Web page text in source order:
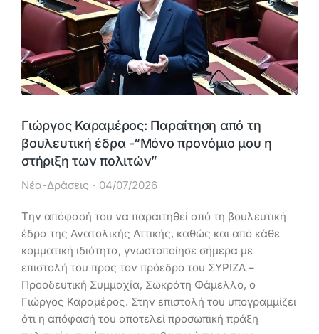
Γιώργος Καραμέρος: Παραίτηση από τη
βουλευτική έδρα -“Μόνο προνόμιο μου η
στήριξη των πολιτών”
Νέα-Δράσεις 04/07/2026
Tην απόφασή του να παραιτηθεί από τη βουλευτική
έδρα της Ανατολικής Αττικής, καθώς και από κάθε
κομματική ιδιότητα, γνωστοποίησε σήμερα με
επιστολή του προς τον πρόεδρο του ΣΥΡΙΖΑ –
Προοδευτική Συμμαχία, Σωκράτη Φάμελλο, ο
Γιώργος Καραμέρος. Στην επιστολή του υπογραμμίζει
ότι η απόφασή του αποτελεί προσωπική πράξη